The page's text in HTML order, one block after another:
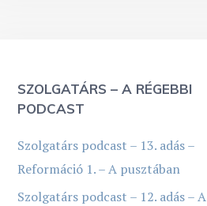
SZOLGATÁRS – A RÉGEBBI
PODCAST
Szolgatárs podcast – 13. adás –
Reformáció 1. – A pusztában
Szolgatárs podcast – 12. adás – A